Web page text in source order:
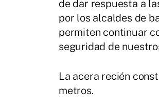
de dar respuesta a
por los alcaldes de
permiten continuar
seguridad de
La acera recién
metros.